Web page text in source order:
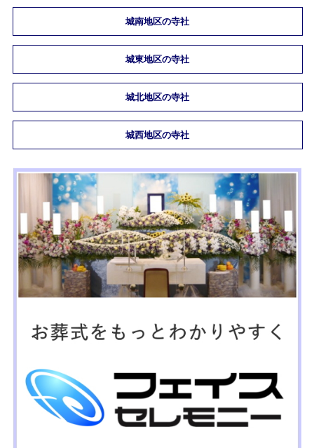
城南地区の寺社
城東地区の寺社
城北地区の寺社
城西地区の寺社